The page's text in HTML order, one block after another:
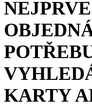
KARTY